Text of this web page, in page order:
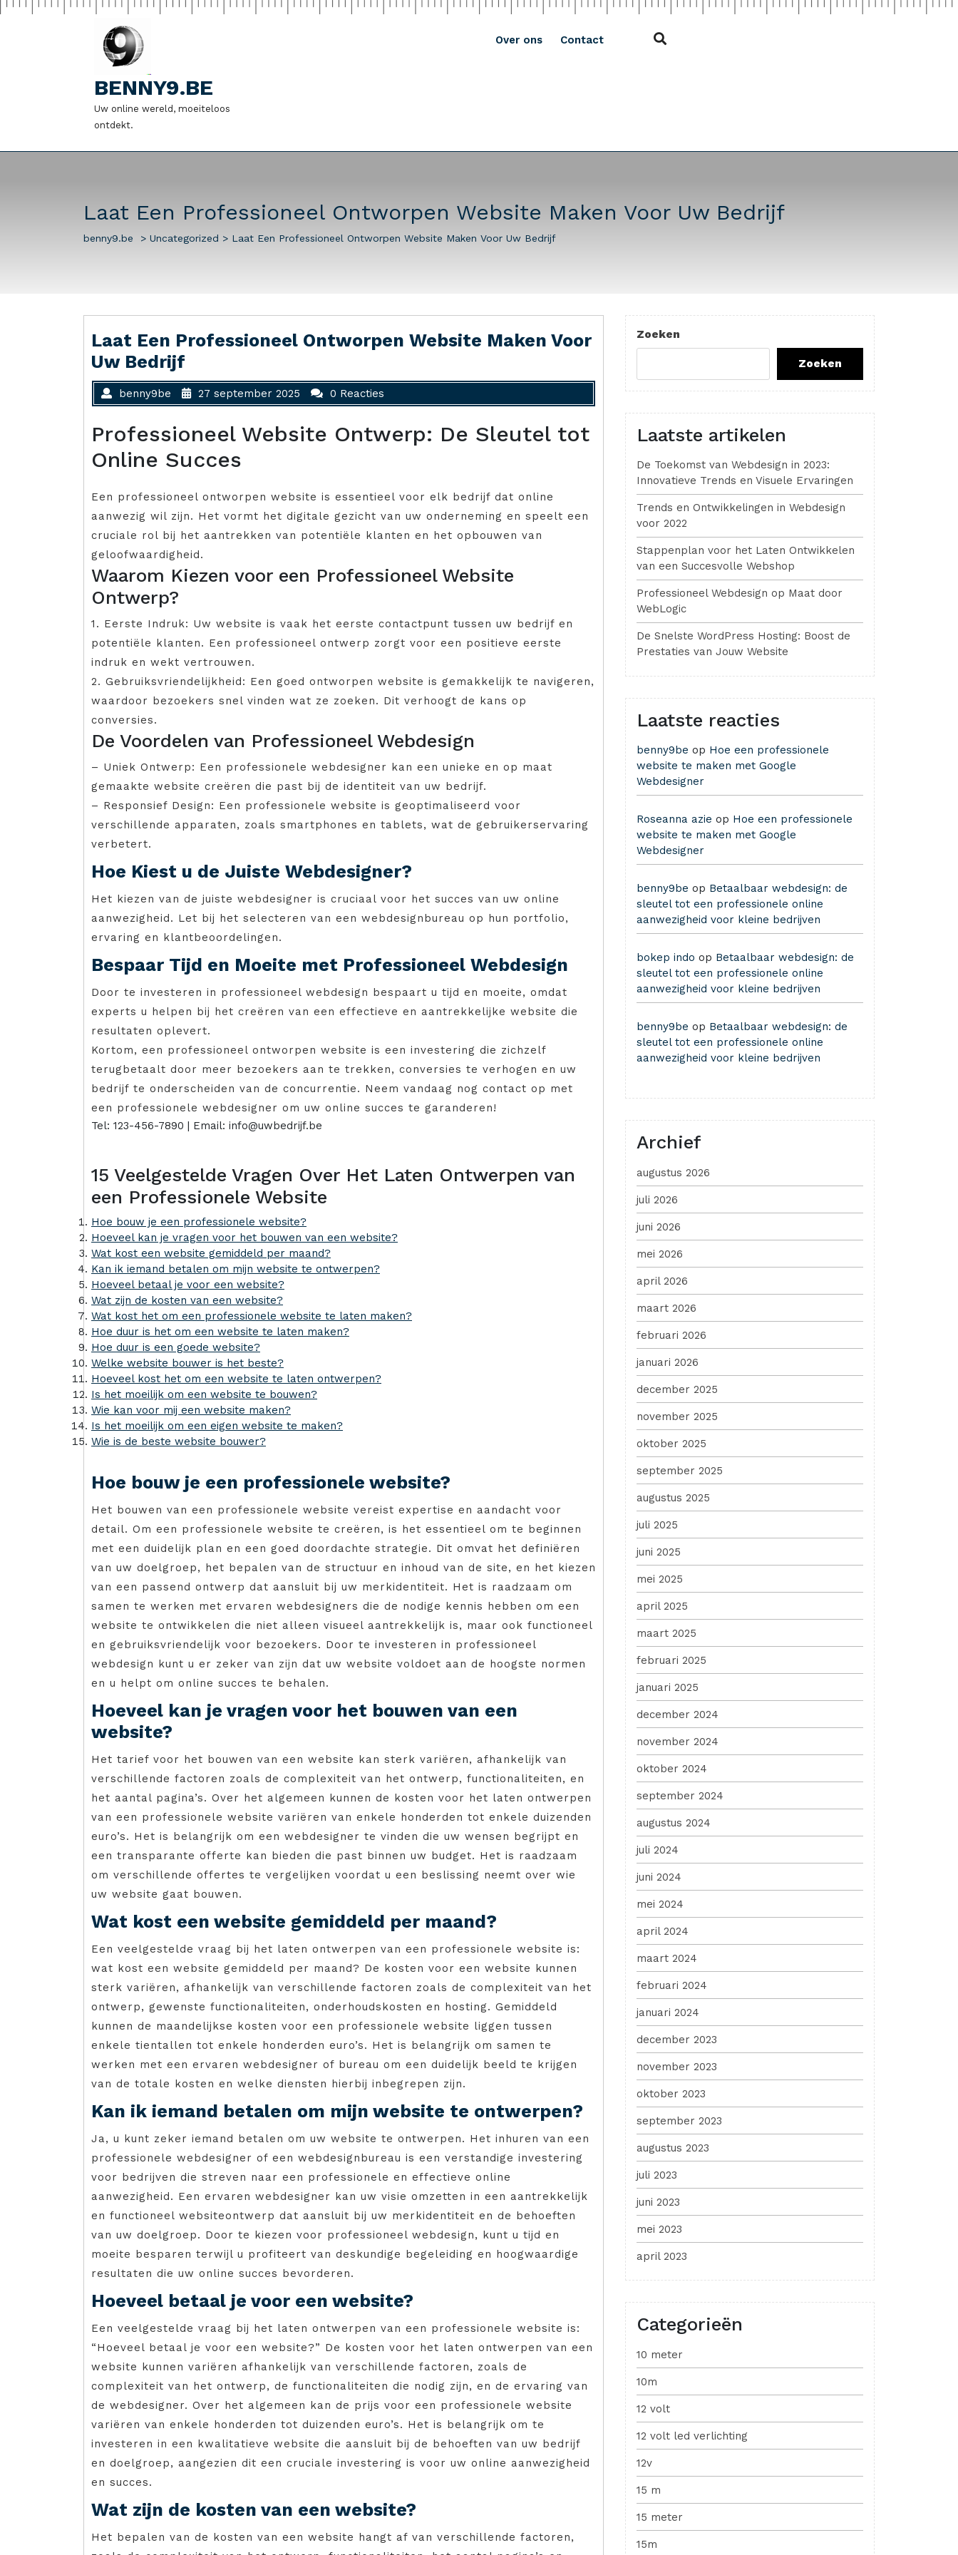
Naar
BENNY9.BE
Uw online wereld, moeiteloos
ontdekt.
Over ons Contact
Laat Een Professioneel Ontworpen Website Maken Voor Uw Bedrijf
benny9.be > Uncategorized > Laat Een Professioneel Ontworpen Website Maken Voor Uw Bedrijf
Laat Een Professioneel Ontworpen Website Maken Voor
Uw Bedrijf
benny9be 27 september 2025 0 Reacties
Professioneel Website Ontwerp: De Sleutel tot
Online Succes
Een professioneel ontworpen website is essentieel voor elk bedrijf dat online
aanwezig wil zijn. Het vormt het digitale gezicht van uw onderneming en speelt een
cruciale rol bij het aantrekken van potentiële klanten en het opbouwen van
geloofwaardigheid.
Waarom Kiezen voor een Professioneel Website
Ontwerp?
1. Eerste Indruk: Uw website is vaak het eerste contactpunt tussen uw bedrijf en
potentiële klanten. Een professioneel ontwerp zorgt voor een positieve eerste
indruk en wekt vertrouwen.
2. Gebruiksvriendelijkheid: Een goed ontworpen website is gemakkelijk te navigeren,
waardoor bezoekers snel vinden wat ze zoeken. Dit verhoogt de kans op
conversies.
De Voordelen van Professioneel Webdesign
– Uniek Ontwerp: Een professionele webdesigner kan een unieke en op maat
gemaakte website creëren die past bij de identiteit van uw bedrijf.
– Responsief Design: Een professionele website is geoptimaliseerd voor
verschillende apparaten, zoals smartphones en tablets, wat de gebruikerservaring
verbetert.
Hoe Kiest u de Juiste Webdesigner?
Het kiezen van de juiste webdesigner is cruciaal voor het succes van uw online
aanwezigheid. Let bij het selecteren van een webdesignbureau op hun portfolio,
ervaring en klantbeoordelingen.
Bespaar Tijd en Moeite met Professioneel Webdesign
Door te investeren in professioneel webdesign bespaart u tijd en moeite, omdat
experts u helpen bij het creëren van een effectieve en aantrekkelijke website die
resultaten oplevert.
Kortom, een professioneel ontworpen website is een investering die zichzelf
terugbetaalt door meer bezoekers aan te trekken, conversies te verhogen en uw
bedrijf te onderscheiden van de concurrentie. Neem vandaag nog contact op met
een professionele webdesigner om uw online succes te garanderen!
Tel: 123-456-7890 | Email: info@uwbedrijf.be
15 Veelgestelde Vragen Over Het Laten Ontwerpen van
een Professionele Website
Hoe bouw je een professionele website?
Hoeveel kan je vragen voor het bouwen van een website?
Wat kost een website gemiddeld per maand?
Kan ik iemand betalen om mijn website te ontwerpen?
Hoeveel betaal je voor een website?
Wat zijn de kosten van een website?
Wat kost het om een professionele website te laten maken?
Hoe duur is het om een website te laten maken?
Hoe duur is een goede website?
Welke website bouwer is het beste?
Hoeveel kost het om een website te laten ontwerpen?
Is het moeilijk om een website te bouwen?
Wie kan voor mij een website maken?
Is het moeilijk om een eigen website te maken?
Wie is de beste website bouwer?
Hoe bouw je een professionele website?
Het bouwen van een professionele website vereist expertise en aandacht voor
detail. Om een professionele website te creëren, is het essentieel om te beginnen
met een duidelijk plan en een goed doordachte strategie. Dit omvat het definiëren
van uw doelgroep, het bepalen van de structuur en inhoud van de site, en het kiezen
van een passend ontwerp dat aansluit bij uw merkidentiteit. Het is raadzaam om
samen te werken met ervaren webdesigners die de nodige kennis hebben om een
website te ontwikkelen die niet alleen visueel aantrekkelijk is, maar ook functioneel
en gebruiksvriendelijk voor bezoekers. Door te investeren in professioneel
webdesign kunt u er zeker van zijn dat uw website voldoet aan de hoogste normen
en u helpt om online succes te behalen.
Hoeveel kan je vragen voor het bouwen van een
website?
Het tarief voor het bouwen van een website kan sterk variëren, afhankelijk van
verschillende factoren zoals de complexiteit van het ontwerp, functionaliteiten, en
het aantal pagina’s. Over het algemeen kunnen de kosten voor het laten ontwerpen
van een professionele website variëren van enkele honderden tot enkele duizenden
euro’s. Het is belangrijk om een webdesigner te vinden die uw wensen begrijpt en
een transparante offerte kan bieden die past binnen uw budget. Het is raadzaam
om verschillende offertes te vergelijken voordat u een beslissing neemt over wie
uw website gaat bouwen.
Wat kost een website gemiddeld per maand?
Een veelgestelde vraag bij het laten ontwerpen van een professionele website is:
wat kost een website gemiddeld per maand? De kosten voor een website kunnen
sterk variëren, afhankelijk van verschillende factoren zoals de complexiteit van het
ontwerp, gewenste functionaliteiten, onderhoudskosten en hosting. Gemiddeld
kunnen de maandelijkse kosten voor een professionele website liggen tussen
enkele tientallen tot enkele honderden euro’s. Het is belangrijk om samen te
werken met een ervaren webdesigner of bureau om een duidelijk beeld te krijgen
van de totale kosten en welke diensten hierbij inbegrepen zijn.
Kan ik iemand betalen om mijn website te ontwerpen?
Ja, u kunt zeker iemand betalen om uw website te ontwerpen. Het inhuren van een
professionele webdesigner of een webdesignbureau is een verstandige investering
voor bedrijven die streven naar een professionele en effectieve online
aanwezigheid. Een ervaren webdesigner kan uw visie omzetten in een aantrekkelijk
en functioneel websiteontwerp dat aansluit bij uw merkidentiteit en de behoeften
van uw doelgroep. Door te kiezen voor professioneel webdesign, kunt u tijd en
moeite besparen terwijl u profiteert van deskundige begeleiding en hoogwaardige
resultaten die uw online succes bevorderen.
Hoeveel betaal je voor een website?
Een veelgestelde vraag bij het laten ontwerpen van een professionele website is:
“Hoeveel betaal je voor een website?” De kosten voor het laten ontwerpen van een
website kunnen variëren afhankelijk van verschillende factoren, zoals de
complexiteit van het ontwerp, de functionaliteiten die nodig zijn, en de ervaring van
de webdesigner. Over het algemeen kan de prijs voor een professionele website
variëren van enkele honderden tot duizenden euro’s. Het is belangrijk om te
investeren in een kwalitatieve website die aansluit bij de behoeften van uw bedrijf
en doelgroep, aangezien dit een cruciale investering is voor uw online aanwezigheid
en succes.
Wat zijn de kosten van een website?
Het bepalen van de kosten van een website hangt af van verschillende factoren,
Zoeken
Zoeken
Laatste artikelen
De Toekomst van Webdesign in 2023:
Innovatieve Trends en Visuele Ervaringen
Trends en Ontwikkelingen in Webdesign
voor 2022
Stappenplan voor het Laten Ontwikkelen
van een Succesvolle Webshop
Professioneel Webdesign op Maat door
WebLogic
De Snelste WordPress Hosting: Boost de
Prestaties van Jouw Website
Laatste reacties
benny9be op Hoe een professionele
website te maken met Google
Webdesigner
Roseanna azie op Hoe een professionele
website te maken met Google
Webdesigner
benny9be op Betaalbaar webdesign: de
sleutel tot een professionele online
aanwezigheid voor kleine bedrijven
bokep indo op Betaalbaar webdesign: de
sleutel tot een professionele online
aanwezigheid voor kleine bedrijven
benny9be op Betaalbaar webdesign: de
sleutel tot een professionele online
aanwezigheid voor kleine bedrijven
Archief
augustus 2026
juli 2026
juni 2026
mei 2026
april 2026
maart 2026
februari 2026
januari 2026
december 2025
november 2025
oktober 2025
september 2025
augustus 2025
juli 2025
juni 2025
mei 2025
april 2025
maart 2025
februari 2025
januari 2025
december 2024
november 2024
oktober 2024
september 2024
augustus 2024
juli 2024
juni 2024
mei 2024
april 2024
maart 2024
februari 2024
januari 2024
december 2023
november 2023
oktober 2023
september 2023
augustus 2023
juli 2023
juni 2023
mei 2023
april 2023
Categorieën
10 meter
10m
12 volt
12 volt led verlichting
12v
15 m
15 meter
15m